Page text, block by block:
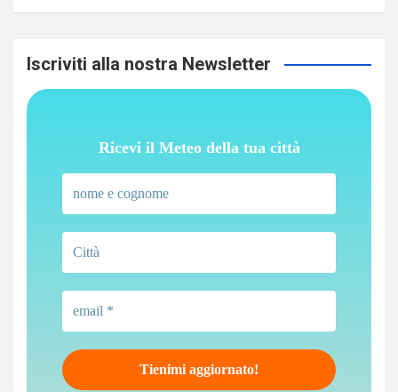
Iscriviti alla nostra Newsletter
Ricevi il Meteo della tua città